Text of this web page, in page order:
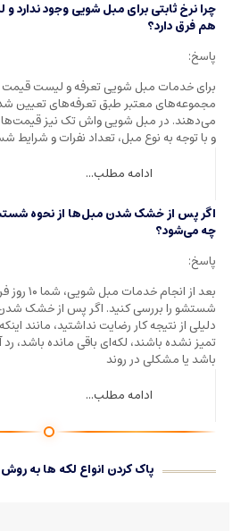
چرا نرخ ثابتی برای مبل شویی وجود
هم فرق دارد؟
پاسخ:
برای خدمات مبل شویی تعرفه و لیست
مجموعه‌های معتبر طبق تعرفه‌های تعیین
می‌دهند. در مبل شویی واش تک نیز قیمت‌ها
و با توجه به نوع مبل، تعداد نفرات و
ادامه مطلب...
اگر پس از خشک شدن مبل‌ها از نحوه
چه می‌شود؟
پاسخ:
بعد از
شستشو را بررسی کنید. اگر پس از خشک
دلیلی از نتیجه کار رضایت نداشتید، مانند
تمیز نشده باشند، لکه‌ای باقی مانده باشد،
باشد یا مشکلی در روند
ادامه مطلب...
پاک کردن انواع لکه ها به